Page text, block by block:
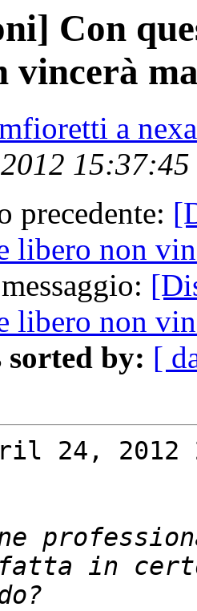
Con
vincerà
a
15:37:45
precedente:
libero non
libero non
sorted by: [
24,